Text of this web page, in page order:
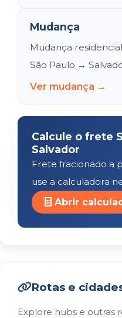
Mudança
Mudança
São Paulo →
Ver mudança →
Calcule o frete
Salvador
Frete fracionado a
use a calculadora
Abrir
Rotas e
Explore hubs e outras